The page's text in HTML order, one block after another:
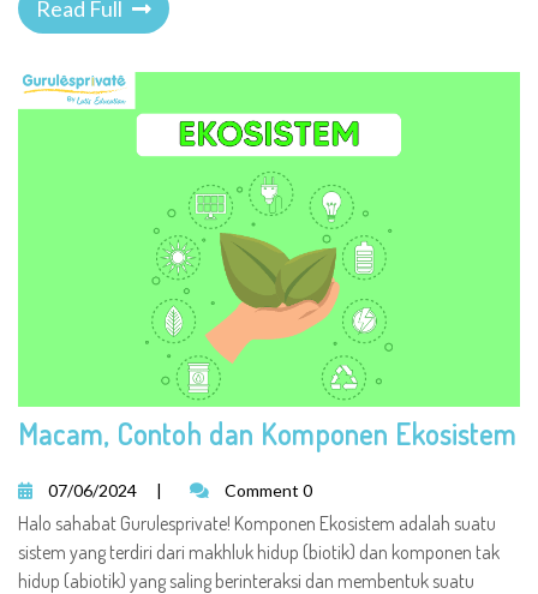
Read Full
Macam, Contoh dan Komponen Ekosistem
07/06/2024 | Comment 0
Halo sahabat Gurulesprivate! Komponen Ekosistem adalah suatu
sistem yang terdiri dari makhluk hidup (biotik) dan komponen tak
hidup (abiotik) yang saling berinteraksi dan membentuk suatu